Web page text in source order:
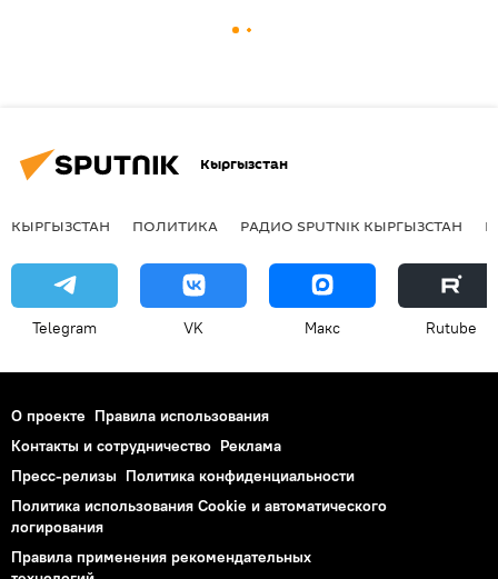
Кыргызстан
КЫРГЫЗСТАН ПОЛИТИКА РАДИО SPUTNIK КЫРГЫЗСТАН
Telegram VK Макс Rutube
О проекте Правила использования
Контакты и сотрудничество Реклама
Пресс-релизы Политика конфиденциальности
Политика использования Cookie и автоматического
логирования
Правила применения рекомендательных